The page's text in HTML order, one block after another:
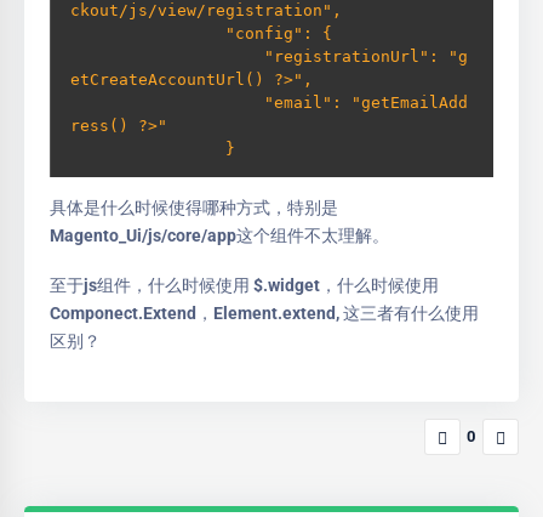
ckout/js/view/registration",
"config": {
"registrationUrl": "g
etCreateAccountUrl() ?>",
"email": "getEmailAdd
ress() ?>"
}
具体是什么时候使得哪种方式，特别是
Magento_Ui/js/core/app这个组件不太理解。
至于js组件，什么时候使用 $.widget，什么时候使用
Componect.Extend，Element.extend, 这三者有什么使用
区别？
0